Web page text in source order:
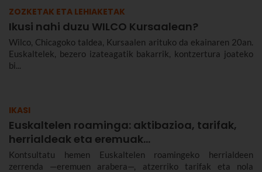
ZOZKETAK ETA LEHIAKETAK
Ikusi nahi duzu WILCO Kursaalean?
Wilco, Chicagoko taldea, Kursaalen arituko da ekainaren 20an.
Euskaltelek, bezero izateagatik bakarrik, kontzertura joateko
bi...
IKASI
Euskaltelen roaminga: aktibazioa, tarifak,
herrialdeak eta eremuak…
Kontsultatu hemen Euskaltelen roamingeko herrialdeen
zerrenda —eremuen arabera—, atzerriko tarifak eta nola